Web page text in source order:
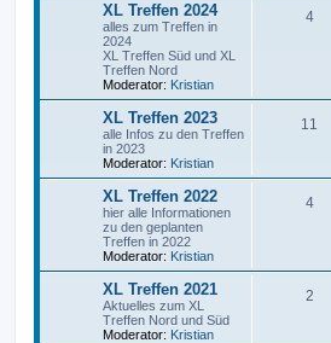
XL Treffen 2024
alles zum Treffen in
2024
XL Treffen Süd und XL
Treffen Nord
Moderator: Kristian
4
XL Treffen 2023
alle Infos zu den Treffen
in 2023
Moderator: Kristian
11
XL Treffen 2022
hier alle Informationen
zu den geplanten
Treffen in 2022
Moderator: Kristian
4
XL Treffen 2021
Aktuelles zum XL
Treffen Nord und Süd
Moderator: Kristian
2